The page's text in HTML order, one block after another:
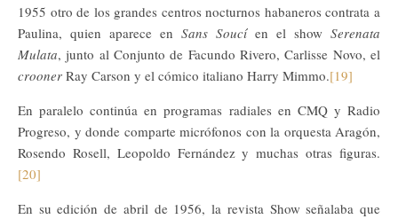
1955 otro de los grandes centros nocturnos habaneros contrata a
Paulina, quien aparece en Sans Soucí en el show Serenata
Mulata, junto al Conjunto de Facundo Rivero, Carlisse Novo, el
crooner Ray Carson y el cómico italiano Harry Mimmo.[19]
En paralelo continúa en programas radiales en CMQ y Radio
Progreso, y donde comparte micrófonos con la orquesta Aragón,
Rosendo Rosell, Leopoldo Fernández y muchas otras figuras.
[20]
En su edición de abril de 1956, la revista Show señalaba que